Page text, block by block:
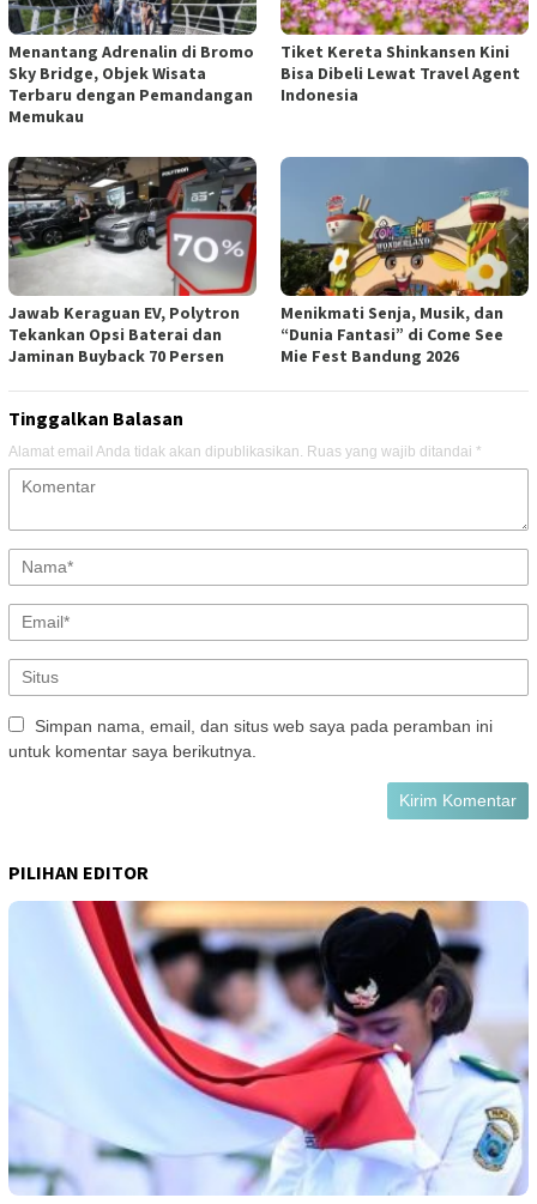
Menantang Adrenalin di Bromo
Sky Bridge, Objek Wisata
Terbaru dengan Pemandangan
Memukau
Tiket Kereta Shinkansen Kini
Bisa Dibeli Lewat Travel Agent
Indonesia
Jawab Keraguan EV, Polytron
Tekankan Opsi Baterai dan
Jaminan Buyback 70 Persen
Menikmati Senja, Musik, dan
“Dunia Fantasi” di Come See
Mie Fest Bandung 2026
Tinggalkan Balasan
Alamat email Anda tidak akan dipublikasikan. Ruas yang wajib ditandai *
Simpan nama, email, dan situs web saya pada peramban ini
untuk komentar saya berikutnya.
PILIHAN EDITOR